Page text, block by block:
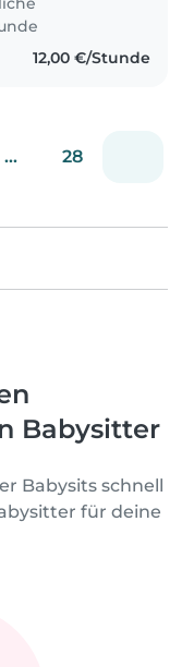
12,00 €/Stunde
... 28
Babysitter
Babysits schnell
für deine